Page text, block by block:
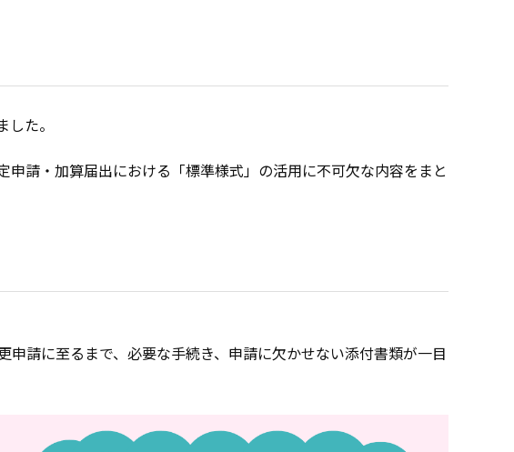
た。
請・加算届出における「標準様式」の活用に不可欠な内容をまと
請に至るまで、必要な手続き、申請に欠かせない添付書類が一目